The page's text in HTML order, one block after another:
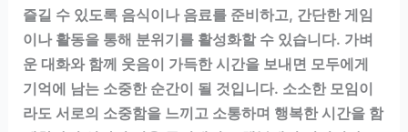
즐길 수 있도록 음식이나 음료를 준비하고, 간단한 게임
이나 활동을 통해 분위기를 활성화할 수 있습니다. 가벼
운 대화와 함께 웃음이 가득한 시간을 보내면 모두에게
기억에 남는 소중한 순간이 될 것입니다. 소소한 모임이
라도 서로의 소중함을 느끼고 소통하며 행복한 시간을 함